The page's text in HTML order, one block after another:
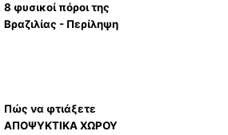
8 φυσικοί πόροι της
Βραζιλίας - Περίληψη
Πώς να φτιάξετε
ΑΠΟΨΥΚΤΙΚΑ ΧΩΡΟΥ